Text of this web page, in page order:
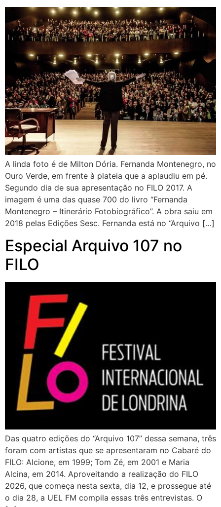
A linda foto é de Milton Dória. Fernanda Montenegro, no
Ouro Verde, em frente à plateia que a aplaudiu em pé.
Segundo dia de sua apresentação no FILO 2017. A
imagem é uma das quase 700 do livro “Fernanda
Montenegro – Itinerário Fotobiográfico”. A obra saiu em
2018 pelas Edições Sesc. Fernanda está no “Arquivo […]
Especial Arquivo 107 no
FILO
Das quatro edições do “Arquivo 107” dessa semana, três
foram com artistas que se apresentaram no Cabaré do
FILO: Alcione, em 1999; Tom Zé, em 2001 e Maria
Alcina, em 2014. Aproveitando a realização do FILO
2026, que começa nesta sexta, dia 12, e prossegue até
o dia 28, a UEL FM compila essas três entrevistas. O